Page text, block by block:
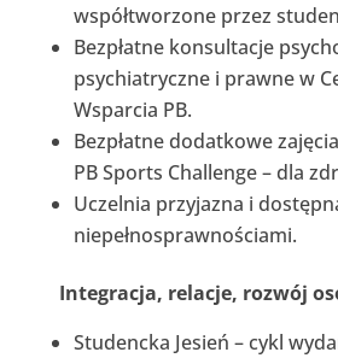
współtworzone przez
Bezpłatne konsultacje
psychiatryczne i prawne w
Wsparcia PB.
Bezpłatne dodatkowe
PB Sports Challenge – dla
Uczelnia przyjazna i
niepełnosprawnościami.
Integracja, relacje, rozwój
Studencka Jesień – cykl